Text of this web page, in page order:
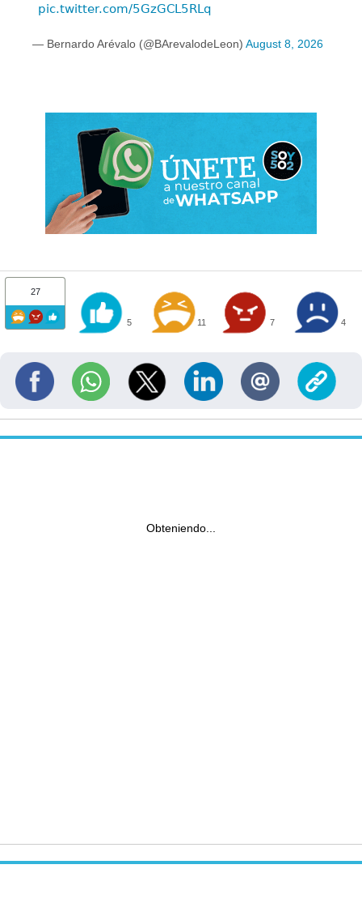
pic.twitter.com/5GzGCL5RLq
— Bernardo Arévalo (@BArevalodeLeon) August 8, 2026
27
5 11 7 4
Obteniendo...